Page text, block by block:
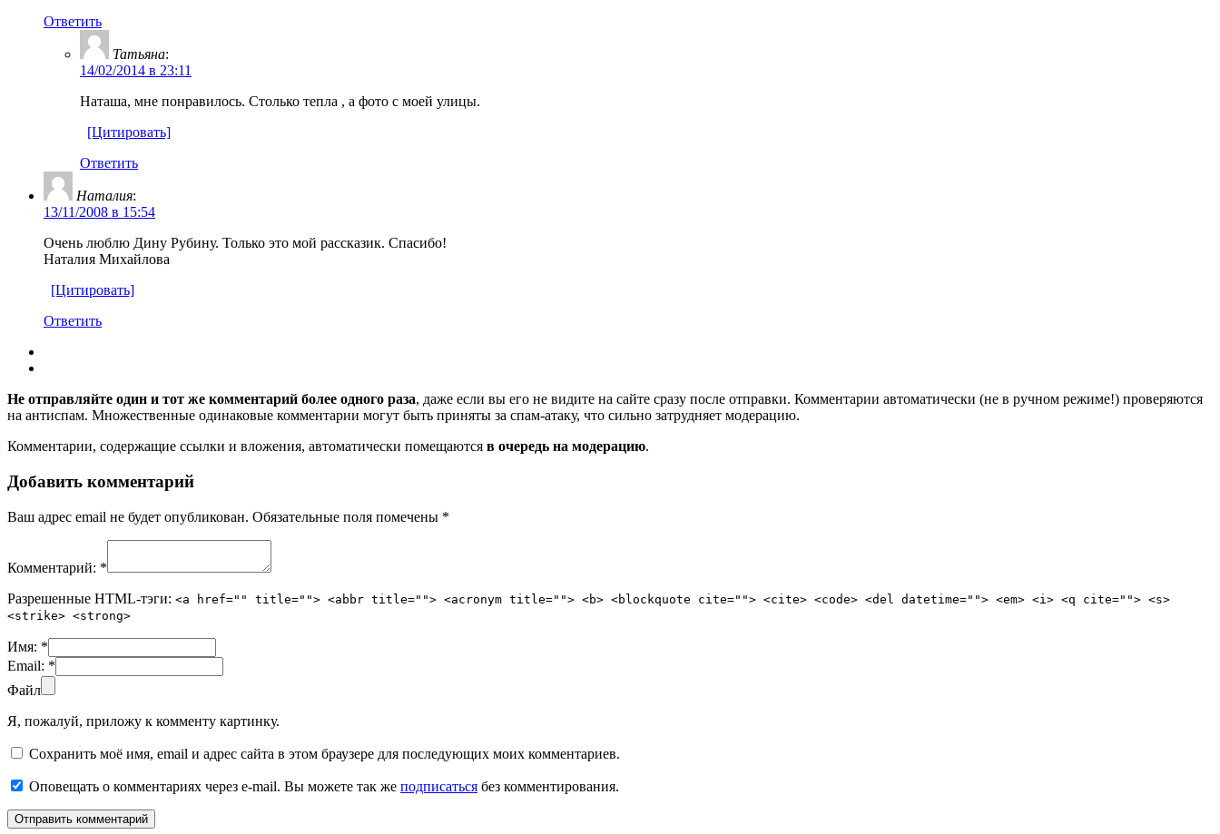
Ответить
Татьяна:
14/02/2014 в 23:11
Наташа, мне понравилось. Столько тепла , а фото с моей улицы.
[Цитировать]
Ответить
Наталия:
13/11/2008 в 15:54
Очень люблю Дину Рубину. Только это мой рассказик. Спасибо!
Наталия Михайлова
[Цитировать]
Ответить
Не отправляйте один и тот же комментарий более одного раза, даже если вы его не видите на сайте сразу после отправки. Комментарии автоматически (не в ручном режиме!) проверяются
на антиспам. Множественные одинаковые комментарии могут быть приняты за спам-атаку, что сильно затрудняет модерацию.
Комментарии, содержащие ссылки и вложения, автоматически помещаются в очередь на модерацию.
Добавить комментарий
Ваш адрес email не будет опубликован. Обязательные поля помечены *
Комментарий: *
Разрешенные HTML-тэги: <a href="" title=""> <abbr title=""> <acronym title=""> <b> <blockquote cite=""> <cite> <code> <del datetime=""> <em> <i> <q cite=""> <s>
<strike> <strong>
Имя: *
Email: *
Файл
Я, пожалуй, приложу к комменту картинку.
Сохранить моё имя, email и адрес сайта в этом браузере для последующих моих комментариев.
Оповещать о комментариях через e-mail. Вы можете так же подписаться без комментирования.